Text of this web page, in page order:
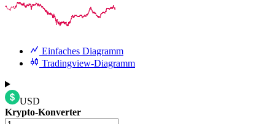
Einfaches Diagramm
Tradingview-Diagramm
USD
Krypto-Konverter